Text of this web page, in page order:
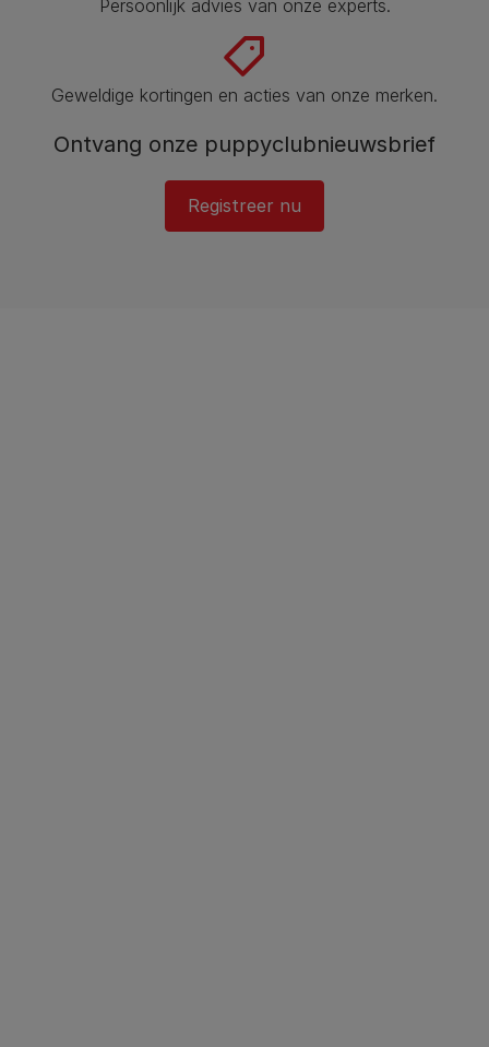
Persoonlijk advies van onze experts.
Geweldige kortingen en acties van onze merken.
Ontvang onze puppyclubnieuwsbrief
Registreer nu